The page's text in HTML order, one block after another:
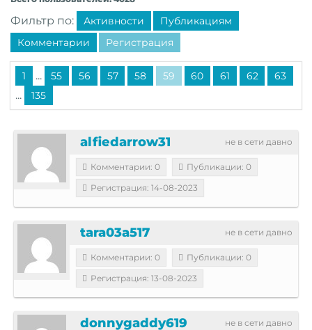
Фильтр по: Активности
Публикациям
Комментарии
Регистрация
1 ... 55 56 57 58 59 60 61 62 63
... 135
не в сети давно
alfiedarrow31
Комментарии: 0
Публикации: 0
Регистрация: 14-08-2023
не в сети давно
tara03a517
Комментарии: 0
Публикации: 0
Регистрация: 13-08-2023
не в сети давно
donnygaddy619